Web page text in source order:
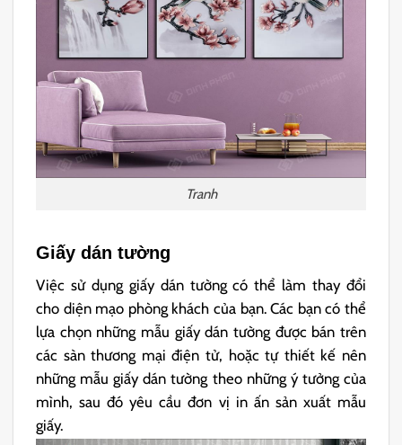
Tranh
Giấy dán tường
Việc sử dụng giấy dán tường có thể làm thay đổi
cho diện mạo phòng khách của bạn. Các bạn có thể
lựa chọn những mẫu giấy dán tường được bán trên
các sàn thương mại điện tử, hoặc tự thiết kế nên
những mẫu giấy dán tường theo những ý tưởng của
mình, sau đó yêu cầu đơn vị in ấn sản xuất mẫu
giấy.